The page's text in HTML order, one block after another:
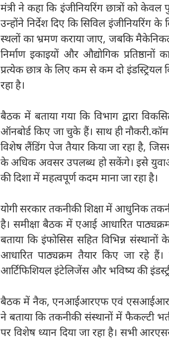
मंत्री ने कहा कि इंजीनियरिंग छात्रों को
उन्होंने निर्देश दिए कि सिविल इंजीनियरिंग के
स्थलों का भ्रमण कराया जाए, जबकि
निर्माण इकाइयों और औद्योगिक
प्रत्येक छात्र के लिए कम से कम दो इंडस्ट्रियल
रहा है।
बैठक में बताया गया कि विभाग द्वारा
ऑनबोर्ड किए जा चुके हैं। साथ ही
विशेष लैंडिंग पेज तैयार किया जा रहा है,
के अधिक अवसर उपलब्ध हो सकेंगे। इसे
की दिशा में महत्वपूर्ण कदम माना जा रहा है।
योगी सरकार तकनीकी शिक्षा में आधुनिक
है। समीक्षा बैठक में एआई आधारित
बताया कि इंफोसिस सहित विभिन्न
आधारित पाठ्यक्रम तैयार किए जा रहे हैं।
आर्टिफिशियल इंटेलिजेंस और भविष्य की
बैठक में नैक, एनआईआरएफ एवं एसआईआरएफ
ने बताया कि तकनीकी संस्थानों में फैकल्टी
पर विशेष ध्यान दिया जा रहा है। सभी